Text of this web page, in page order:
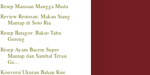
Resep Manisan Mangga Muda
Review Restoran: Makan Siang
Mantap di Soto Ria
Resep Batagor: Bakso Tahu
Goreng
Resep Ayam Bacem Super
Mantap dan Sambal Terasi
Go...
Konversi Ukuran Bahan Kue